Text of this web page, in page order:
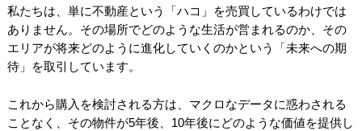
私たちは、単に不動産という「ハコ」を売買しているわけでは
ありません。その場所でどのような生活が営まれるのか、その
エリアが将来どのように進化していくのかという「未来への期
待」を取引しています。
これから購入を検討される方は、マクロなデータに惑わされる
ことなく、その物件が5年後、10年後にどのような価値を提供し